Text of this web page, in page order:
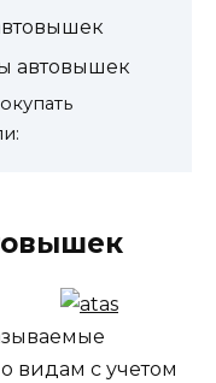
автовышек
видам с учетом